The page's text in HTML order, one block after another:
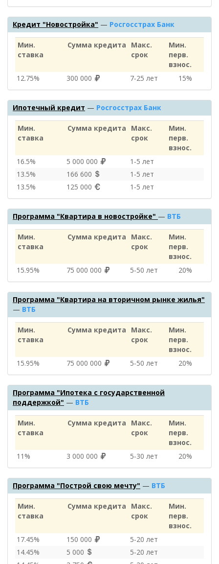
Кредит "Новостройка" — Росгосстрах Банк
Мин.
ставка
Сумма кредита
Макс.
срок
Мин.
перв.
взнос.
12.75%
300 000 7‑25 лет 15%
Ипотечный кредит — Росгосстрах Банк
Мин.
ставка
Сумма кредита
Макс.
срок
Мин.
перв.
взнос.
16.5%
5 000 000
1‑5 лет
13.5%
166 600
1‑5 лет
13.5%
125 000 1‑5 лет
Программа "Квартира в новостройке" — ВТБ
Мин.
ставка
Сумма кредита
Макс.
срок
Мин.
перв.
взнос.
15.95%
75 000 000 5‑50 лет 20%
Программа "Квартира на вторичном рынке жилья"
— ВТБ
Мин.
ставка
Сумма кредита
Макс.
срок
Мин.
перв.
взнос.
15.95%
75 000 000 5‑50 лет 20%
Программа "Ипотека с государственной
поддержкой" — ВТБ
Мин.
ставка
Сумма кредита
Макс.
срок
Мин.
перв.
взнос.
11%
3 000 000 5‑30 лет 20%
Программа "Построй свою мечту" — ВТБ
Мин.
ставка
Сумма кредита
Макс.
срок
Мин.
перв.
взнос.
17.45%
150 000
5‑20 лет
14.45%
5 000
5‑20 лет